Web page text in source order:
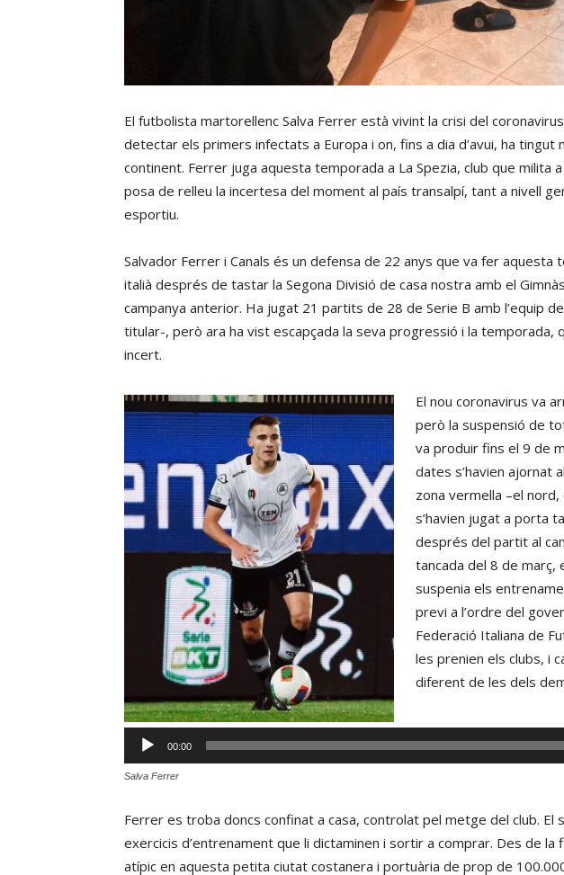
El futbolista martorellenc Salva Ferrer està vivint la crisi del
detectar els primers infectats a Europa i on, fins a dia d’avui, ha tingut
continent. Ferrer juga aquesta temporada a La Spezia, club que milita
posa de relleu la incertesa del moment al país transalpí, tant a nivell
esportiu.
Salvador Ferrer i Canals és un defensa de 22 anys que va fer aquesta
italià després de tastar la Segona Divisió de casa nostra amb el
campanya anterior. Ha jugat 21 partits de 28 de Serie B amb l’equip
titular-, però ara ha vist escapçada la seva progressió i la temporada,
incert.
El nou coronavirus va
però la suspensió de
va produir fins el 9 de
dates s’havien ajornat
zona vermella –el
s’havien jugat a porta
després del partit al
tancada del 8 de març,
suspenia els
previ a l’ordre del
Federació Italiana de
les prenien els clubs, i
diferent de les dels
Reproductor
d'àudio
00:00
Salva Ferrer
Ferrer es troba doncs confinat a casa, controlat pel metge del club. El
exercicis d’entrenament que li dictaminen i sortir a comprar. Des de
atípic en aquesta petita ciutat costanera i portuària de prop de